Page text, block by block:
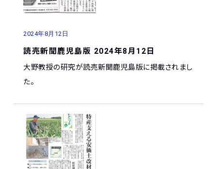
2024年8月12日
読売新聞鹿児島版 2024年8月12日
大野教授の研究が読売新聞鹿児島版に掲載されまし
た。